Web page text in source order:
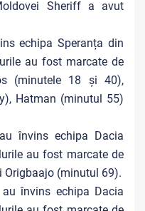
Sheriff a avut
echipa Speranța din
au fost marcate de
(minutele 18 și 40),
Hatman (minutul 55)
învins echipa Dacia
au fost marcate de
Origbaajo (minutul 69).
învins echipa Dacia